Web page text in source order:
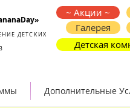
ДЕТСКИХ
~ Акции ~
Галерея
Детская
Дополнительные